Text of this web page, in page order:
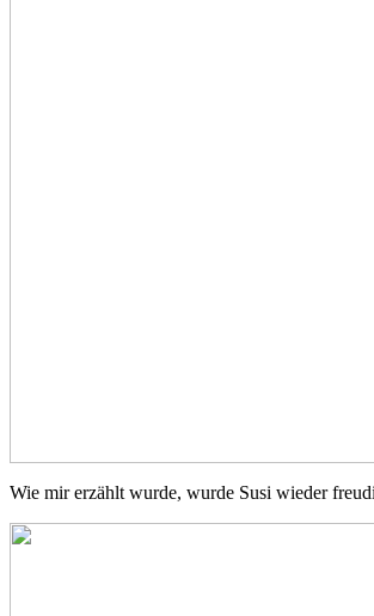
Wie mir erzählt wurde, wurde Susi wieder